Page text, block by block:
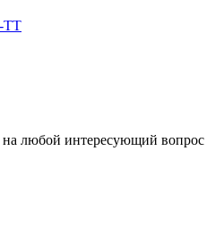
ТТ
любой интересующий вопрос